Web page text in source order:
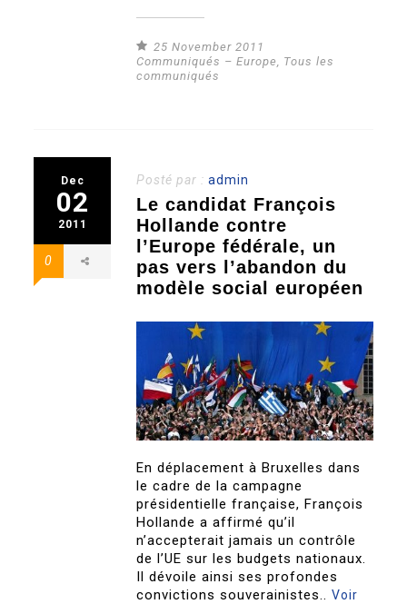
25 November 2011
Communiqués – Europe, Tous les
communiqués
Dec
02
2011
0
Posté par :admin
Le candidat François
Hollande contre
l’Europe fédérale, un
pas vers l’abandon du
modèle social européen
En déplacement à Bruxelles dans
le cadre de la campagne
présidentielle française, François
Hollande a affirmé qu’il
n’accepterait jamais un contrôle
de l’UE sur les budgets nationaux.
Il dévoile ainsi ses profondes
convictions souverainistes..Voir